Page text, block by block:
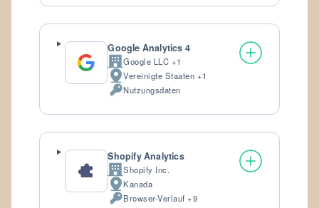
Daten:
Google Analytics 4
Firma:Google LLC +1
Verarbeitungsort:
Vereinigte Staaten +1
Verarbeitete
Daten:
Nutzungsdaten
Shopify Analytics
Firma:Shopify Inc.
Verarbeitungsort:
Kanada
Verarbeitete
Browser-Verlauf +9